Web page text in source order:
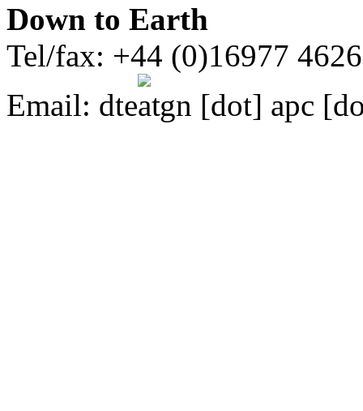
Down to Earth
Tel/fax: +44 (0)16977
Email: dte gn [dot] apc